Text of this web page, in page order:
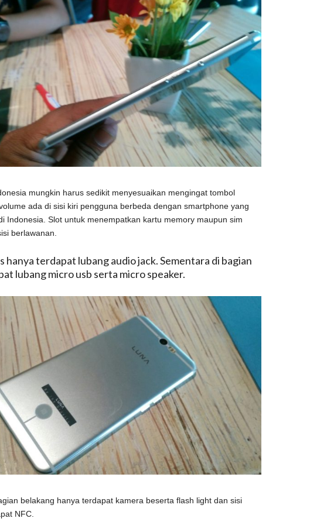
mungkin harus sedikit menyesuaikan mengingat tombol
ada di sisi kiri pengguna berbeda dengan smartphone yang
Indonesia. Slot untuk menempatkan kartu memory maupun sim
berlawanan.
hanya terdapat lubang audio jack. Sementara di bagian
lubang micro usb serta micro speaker.
belakang hanya terdapat kamera beserta flash light dan sisi
NFC.